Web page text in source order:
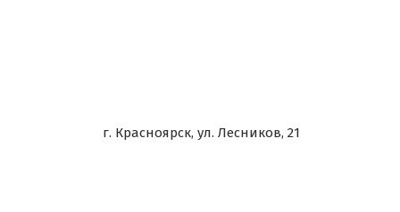
г. Красноярск, ул. Лесников, 21